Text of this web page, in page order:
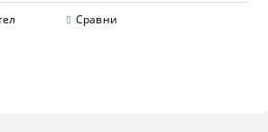
Сравни